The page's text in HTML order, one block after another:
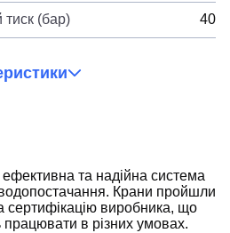
(бар) 40
та надійна система
Крани пройшли
сертифікацію виробника, що
працювати в різних умовах.